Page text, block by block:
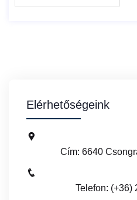
Elérhetőségeink
Cím: 6640
Telefon: (+36)